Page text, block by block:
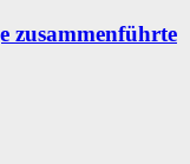
zusammenführte